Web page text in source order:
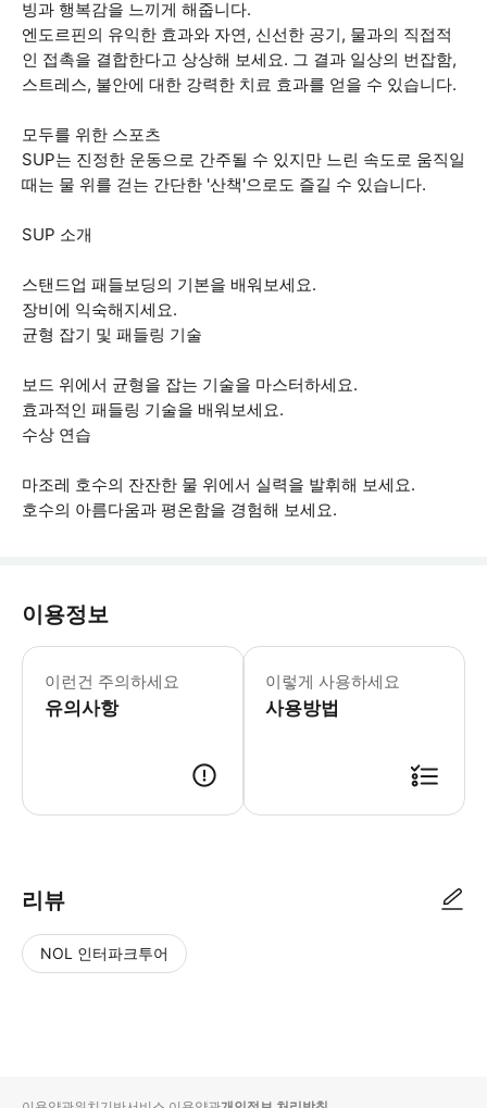
빙과 행복감을 느끼게 해줍니다.
엔도르핀의 유익한 효과와 자연, 신선한 공기, 물과의 직접적
인 접촉을 결합한다고 상상해 보세요. 그 결과 일상의 번잡함,
스트레스, 불안에 대한 강력한 치료 효과를 얻을 수 있습니다.
모두를 위한 스포츠
SUP는 진정한 운동으로 간주될 수 있지만 느린 속도로 움직일
때는 물 위를 걷는 간단한 '산책'으로도 즐길 수 있습니다.
SUP 소개
스탠드업 패들보딩의 기본을 배워보세요.
장비에 익숙해지세요.
균형 잡기 및 패들링 기술
보드 위에서 균형을 잡는 기술을 마스터하세요.
효과적인 패들링 기술을 배워보세요.
수상 연습
마조레 호수의 잔잔한 물 위에서 실력을 발휘해 보세요.
호수의 아름다움과 평온함을 경험해 보세요.
이용정보
이런건 주의하세요
유의사항
개인 소지품을 보관할 수 있습니다. *
이렇게 사용하세요
사용방법
리뷰
NOL 인터파크투어